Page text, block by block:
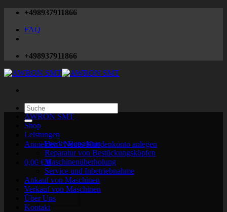
Zum
springen
+498937911866
FAQ
+498937911866
Suchen
nach:
Anmelden / Neues Kundenkonto anlegen
0,00 € 0
AWRON SMT
Shop
Leistungen
Feeder Reparatur
Reparatur von Bestückungsköpfen
Maschinenüberholung
Service und Inbetriebnahme
Ankauf von Maschinen
Verkauf von Maschinen
Über Uns
Kontakt